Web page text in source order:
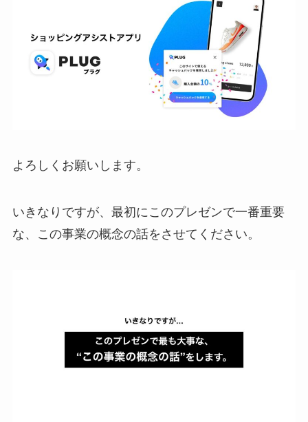
よろしくお願いします。
いきなりですが、最初にこのプレゼンで一番重要
な、この事業の概念の話をさせてください。